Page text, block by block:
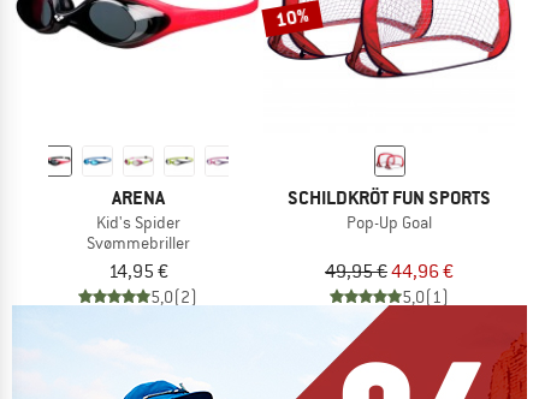
ARENA
Kid's Spider
Svømmebriller
14,95 €
5,0(2)
10%
SCHILDKRÖT FUN SPORTS
Pop-Up Goal
49,95 €44,96 €
5,0(1)